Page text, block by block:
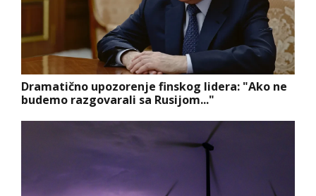
Dramatično upozorenje finskog lidera: "Ako ne
budemo razgovarali sa Rusijom..."